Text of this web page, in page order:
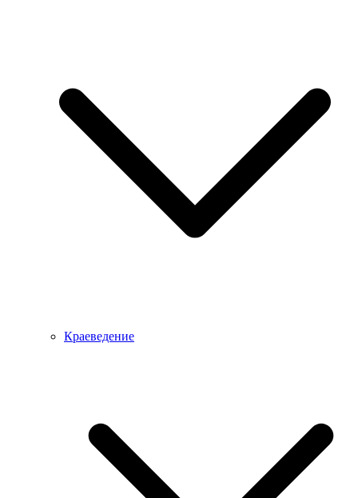
Краеведение